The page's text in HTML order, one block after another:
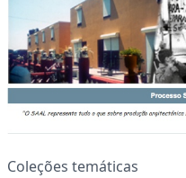
Coleções temáticas